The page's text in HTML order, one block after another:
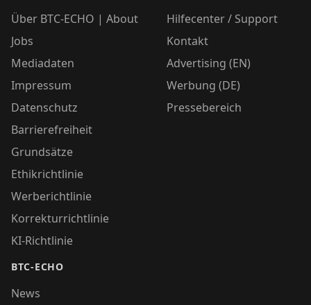
Über BTC-ECHO | About
Jobs
Mediadaten
Impressum
Datenschutz
Barrierefreiheit
Grundsätze
Ethikrichtlinie
Werberichtlinie
Korrekturrichtlinie
KI-Richtlinie
BTC-ECHO
News
Hilfecenter / Support
Kontakt
Advertising (EN)
Werbung (DE)
Pressebereich